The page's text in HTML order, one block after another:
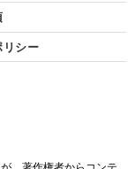
リシー